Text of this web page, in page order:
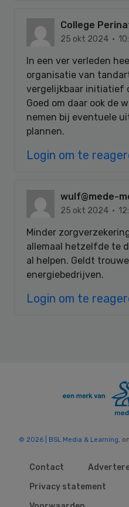
College
25 okt 2024 ·
In een ver verleden
organisatie van
vergelijkbaar initiatief
Goed om daar ook de
nemen bij eventuele
plannen.
Login om te
wulf@mede-
25 okt 2024 ·
Minder
allemaal hetzelfde te
al helpen. Geldt
energiebedrijven.
Login om te
© 2026 | BSL Media & Learning ,
Contact
Privacy statement